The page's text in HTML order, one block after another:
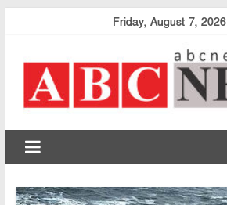
Friday, August 7, 2026
abcnewsbd